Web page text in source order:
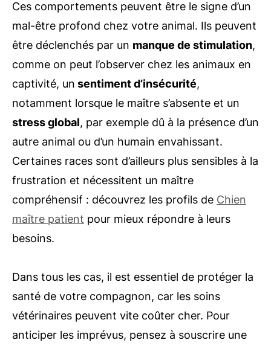
Ces comportements peuvent être le signe d’un
mal-être profond chez votre animal. Ils peuvent
être déclenchés par un manque de stimulation,
comme on peut l’observer chez les animaux en
captivité, un sentiment d’insécurité,
notamment lorsque le maître s’absente et un
stress global, par exemple dû à la présence d’un
autre animal ou d’un humain envahissant.
Certaines races sont d’ailleurs plus sensibles à la
frustration et nécessitent un maître
compréhensif : découvrez les profils de Chien
maître patient pour mieux répondre à leurs
besoins.
Dans tous les cas, il est essentiel de protéger la
santé de votre compagnon, car les soins
vétérinaires peuvent vite coûter cher. Pour
anticiper les imprévus, pensez à souscrire une